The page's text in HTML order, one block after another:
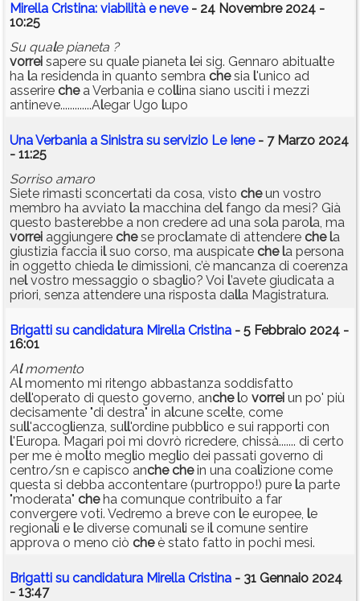
Mirella Cristina: viabilità e neve- 24 Novembre 2024 -
10:25
Su quale pianeta ?
vorrei sapere su quale pianeta lei sig. Gennaro abitualte
ha la residenda in quanto sembra chesia l'unico ad
asserire chea Verbania e collina siano usciti i mezzi
antineve.............Alegar Ugo lupo
Una Verbania a Sinistra su servizio Le Iene- 7 Marzo 2024
- 11:25
Sorriso amaro
Siete rimasti sconcertati da cosa, visto cheun vostro
membro ha avviato la macchina delfango da mesi? Già
questo basterebbe a non credere ad una sola parola, ma
vorrei aggiungere chese proclamate di attendere che la
giustizia faccia ilsuo corso, ma auspicate che la persona
in oggetto chieda le dimissioni, c’è mancanza di coerenza
nelvostro messaggio o sbaglio? Voi l’avete giudicata a
priori, senza attendere una risposta dalla Magistratura.
Brigatti su candidatura Mirella Cristina - 5 Febbraio 2024 -
16:01
Almomento
Almomento mi ritengo abbastanza soddisfatto
dell'operato di questo governo, anche lo vorrei un po' più
decisamente "di destra" in alcune scelte, come
sull'accoglienza, sull'ordine pubblico e sui rapporti con
l'Europa. Magari poi mi dovrò ricredere, chissà....... di certo
per me è molto meglio meglio dei passati governo di
centro/sn e capisco anche chein una coalizione come
questa si debba accontentare (purtroppo!) pure la parte
"moderata" cheha comunque contribuito a far
convergere voti. Vedremo a breve con le europee, le
regionali e le diverse comunali se ilcomune sentire
approva o meno ciò cheè stato fatto in pochi mesi.
Brigatti su candidatura Mirella Cristina - 31 Gennaio 2024
- 13:47